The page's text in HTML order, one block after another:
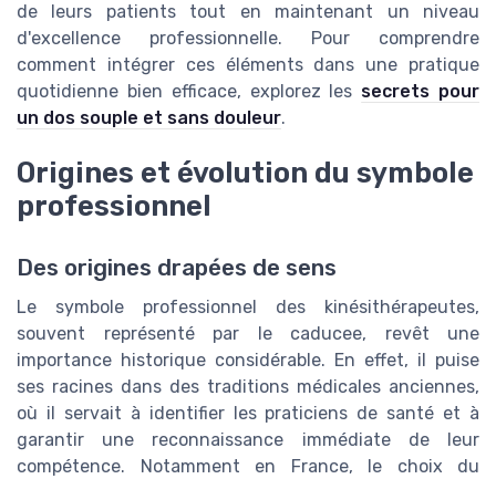
de leurs patients tout en maintenant un niveau
d'excellence professionnelle. Pour comprendre
comment intégrer ces éléments dans une pratique
quotidienne bien efficace, explorez les secrets pour
un dos souple et sans douleur.
Origines et évolution du symbole
professionnel
Des origines drapées de sens
Le symbole professionnel des kinésithérapeutes,
souvent représenté par le caducee, revêt une
importance historique considérable. En effet, il puise
ses racines dans des traditions médicales anciennes,
où il servait à identifier les praticiens de santé et à
garantir une reconnaissance immédiate de leur
compétence. Notamment en France, le choix du